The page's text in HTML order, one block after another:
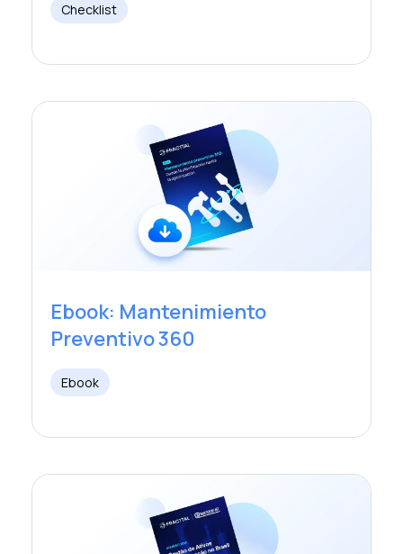
Checklist
Ebook: Mantenimiento
Preventivo 360
Ebook